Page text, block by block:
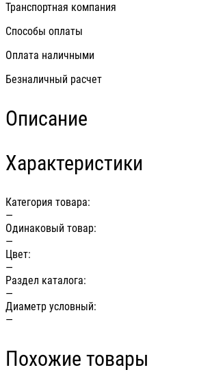
Транспортная компания
Способы оплаты
Оплата наличными
Безналичный расчет
Описание
Характеристики
Категория товара:
—
Одинаковый товар:
—
Цвет:
—
Раздел каталога:
—
Диаметр условный:
—
Похожие товары